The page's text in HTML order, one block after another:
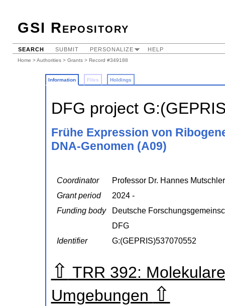
GSI Repository
SEARCH SUBMIT PERSONALIZE HELP
Home >Authorities > Grants > Record #349188
Information Files Holdings
DFG project
Frühe Expression von
DNA-Genomen (A09)
Coordinator
Professor Dr. Hannes Mutschler
Grant period
2024 -
Funding body
Deutsche
DFG
Identifier
G:(GEPRIS)537070552
⇧ TRR 392:
Umgebungen ⇧